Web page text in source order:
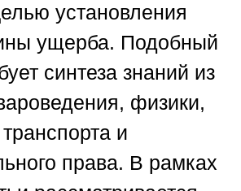
установления
ущерба. Подобный
синтеза знаний из
физики,
и
права. В рамках